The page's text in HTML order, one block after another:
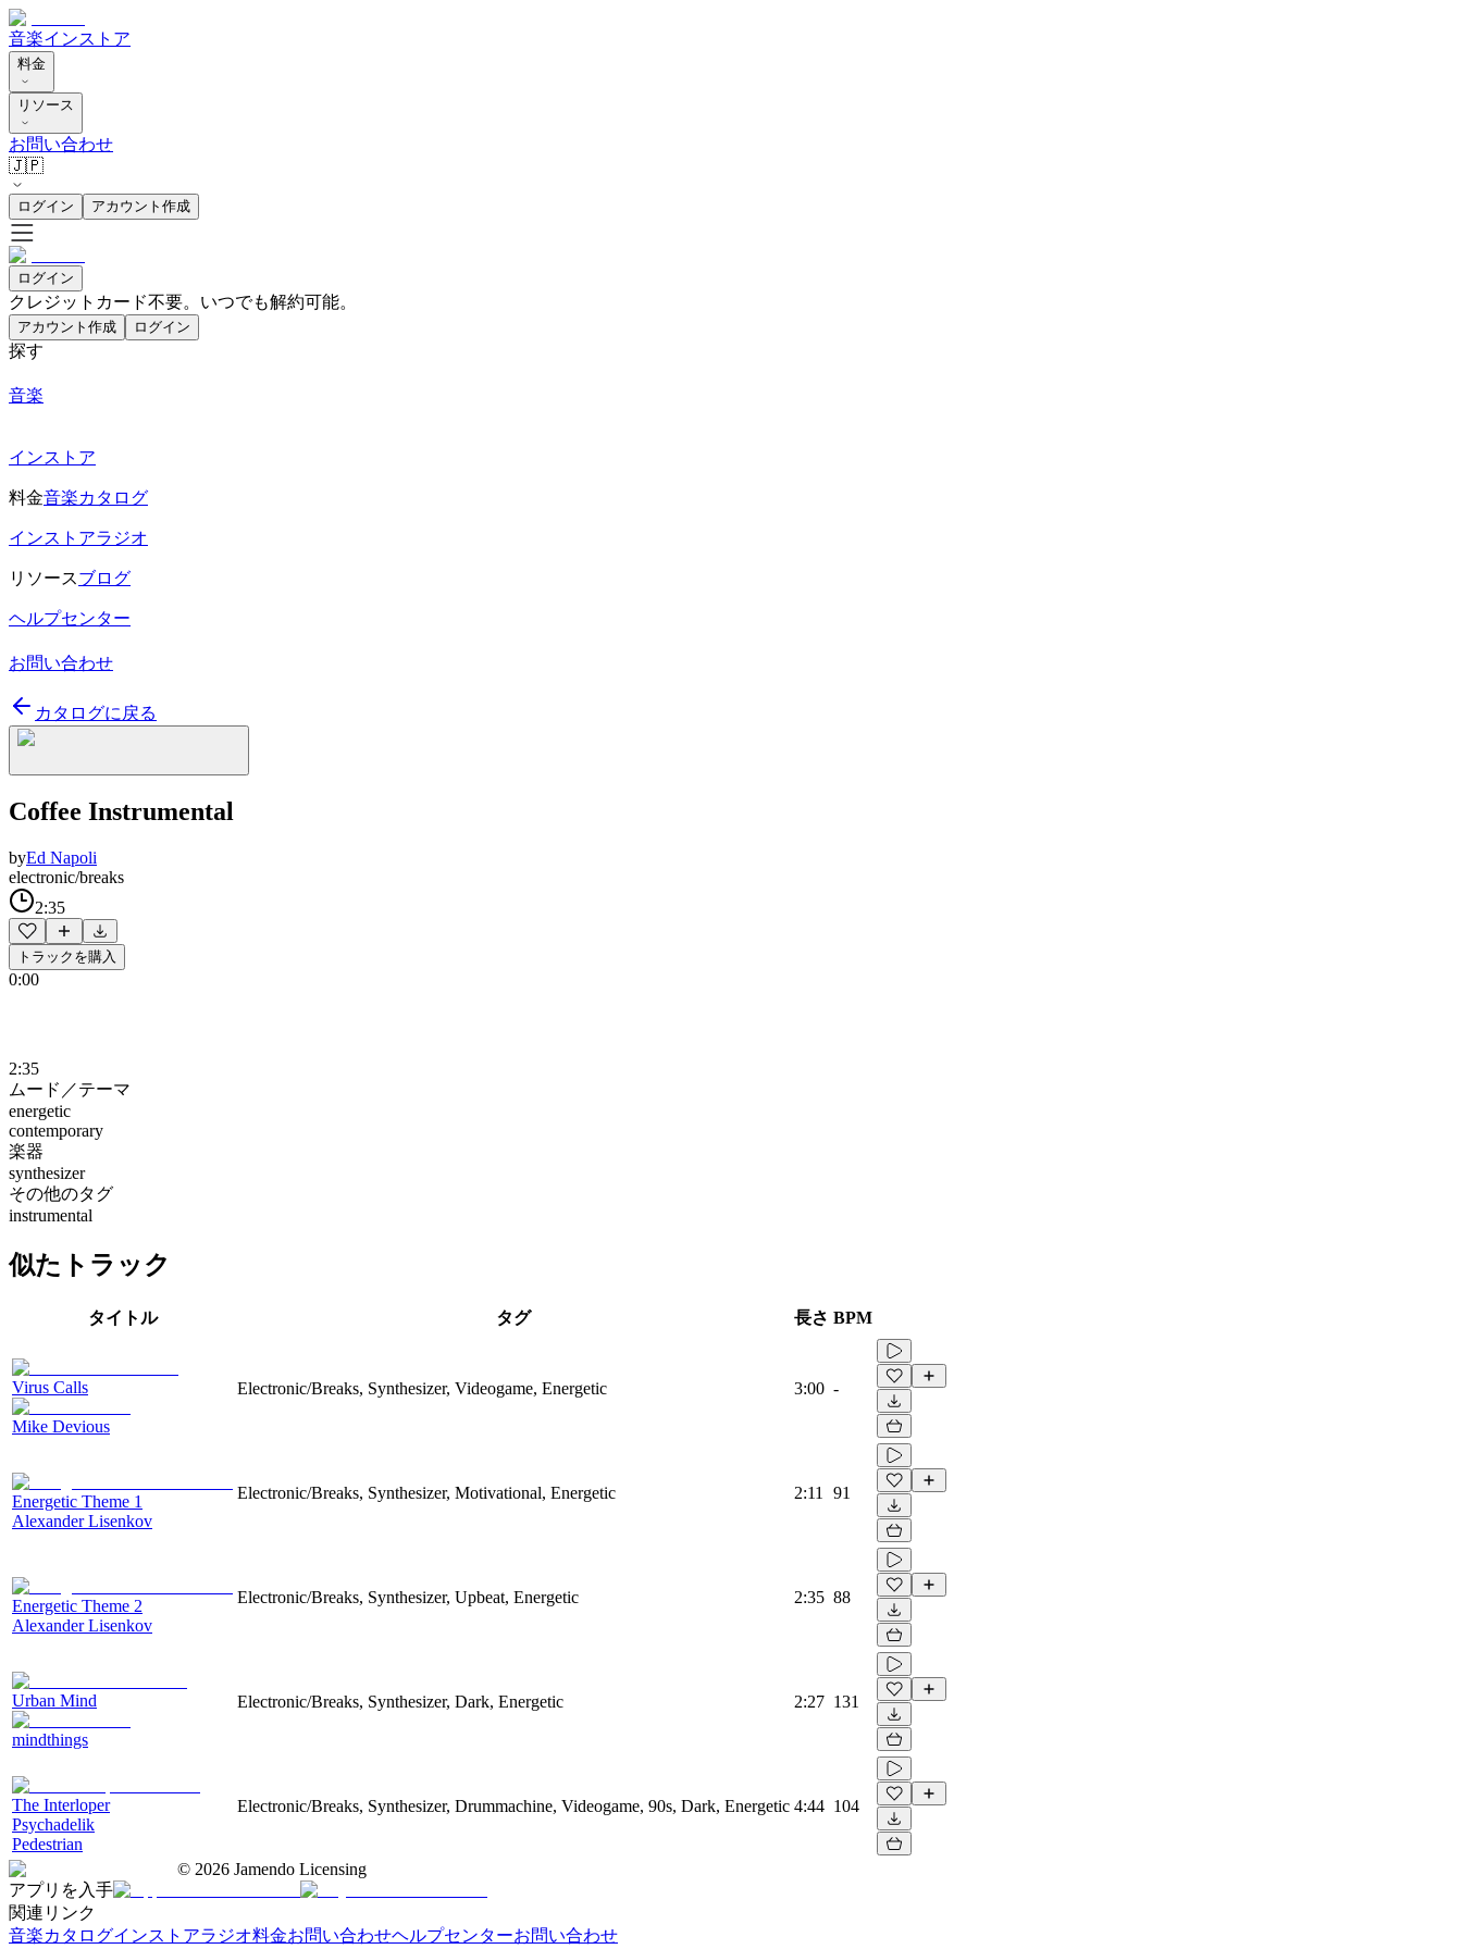
音楽インストア
料金
リソース
お問い合わせ
🇯🇵
ログイン アカウント作成
ログイン
クレジットカード不要。いつでも解約可能。
アカウント作成 ログイン
探す
音楽
インストア
料金音楽カタログ
インストアラジオ
リソースブログ
ヘルプセンター
お問い合わせ
カタログに戻る
Coffee Instrumental
byEd Napoli
electronic/breaks
2:35
トラックを購入
0:00
2:35
ムード／テーマ
energetic
contemporary
楽器
synthesizer
その他のタグ
instrumental
似たトラック
タイトル タグ 長さ BPM
Virus Calls
Mike Devious
Electronic/Breaks, Synthesizer, Videogame, Energetic 3:00 -
Energetic Theme 1
Alexander Lisenkov
Electronic/Breaks, Synthesizer, Motivational, Energetic 2:11 91
Energetic Theme 2
Alexander Lisenkov
Electronic/Breaks, Synthesizer, Upbeat, Energetic 2:35 88
Urban Mind
mindthings
Electronic/Breaks, Synthesizer, Dark, Energetic 2:27 131
The Interloper
Psychadelik
Pedestrian
Electronic/Breaks, Synthesizer, Drummachine, Videogame, 90s, Dark, Energetic 4:44 104
© 2026 Jamendo Licensing
アプリを入手
関連リンク
音楽カタログインストアラジオ料金お問い合わせヘルプセンターお問い合わせ